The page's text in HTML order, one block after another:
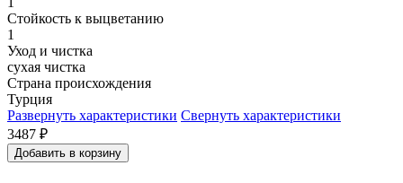
Стойкость к выцветанию
1
Уход и чистка
сухая чистка
Страна происхождения
Турция
Развернуть характеристики Свернуть характеристики
3487 ₽
Добавить в корзину